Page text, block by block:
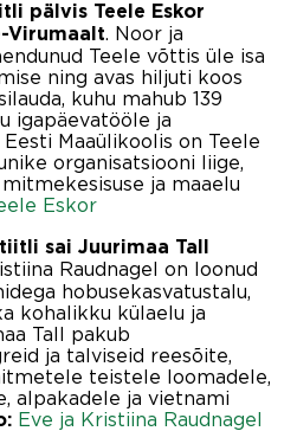
pälvis Teele Eskor
Virumaalt. Noor ja
Teele võttis üle isa
ning avas hiljuti koos
kuhu mahub 139
igapäevatööle ja
Maaülikoolis on Teele
organisatsiooni liige,
ja maaelu
Eskor
sai Juurimaa Tall
Raudnagel on loonud
hobusekasvatustalu,
kohalikku külaelu ja
Tall pakub
ja talviseid reesõite,
teistele loomadele,
alpakadele ja vietnami
Eve ja Kristiina Raudnagel